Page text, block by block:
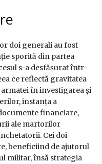
doi generali au fost
sporită din partea
s-a desfășurat într-
ce reflectă gravitatea
în investigarea și
instanța a
financiare,
ale martorilor
Cei doi
beneficiind de ajutorul
militar, însă strategia